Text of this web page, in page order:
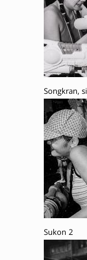
Songkran,
Sukon 2